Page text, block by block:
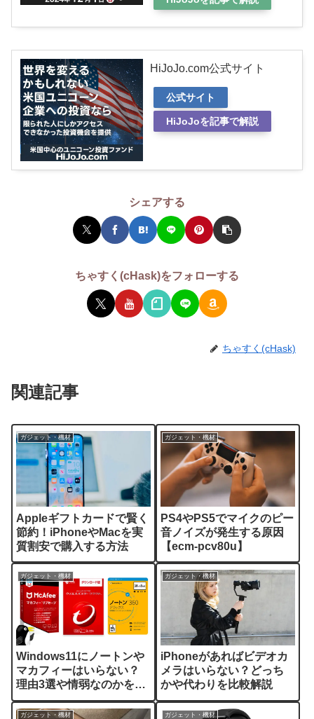
HiJoJo.com公式サイト
公式サイト
HiJoJoを記事で解説
シェアする
ちゃすく(cHask)をフォローする
ちゃすく(cHask)
関連記事
ガジェット・機材
Appleギフトカードで賢く
節約！iPhoneやMacを実
質割安で購入する方法
ガジェット・機材
PS4やPS5でマイクのピー
音ノイズが発生する原因
【ecm-pcv80u】
ガジェット・機材
Windows11にノートンや
マカフィーはいらない？
理由3選や情弱なのかを解
説
ガジェット・機材
iPhoneがあればビデオカ
メラはいらない？どっち
かや代わりを比較解説
ガジェット・機材 ガジェット・機材